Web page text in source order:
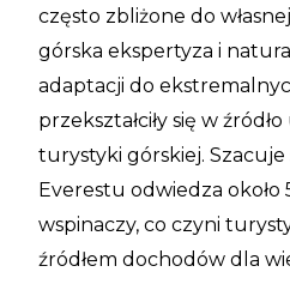
często zbliżone do własnej
górska ekspertyza i
adaptacji do
przekształciły się w
turystyki górskiej. Szacuje
Everestu odwiedza
wspinaczy, co czyni
źródłem dochodów dla